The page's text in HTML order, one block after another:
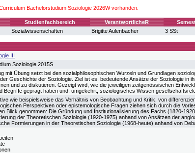
Bachelorstudium Soziologie 2026W vorhanden.
Studienfachbereich VerantwortlicheR
Sozialwissenschaften Brigitte Aulenbacher 3 SSt
III
Soziologie 2015S
mit Übung setzt bei den sozialphilosophischen Wurzeln und Grundlagen
Geschichte der Soziologie. Ziel ist es, bedeutende Ansätze der Soziologie in
und zu diskutieren. Gezeigt wird, wie die jeweiligen zeitgenössischen
Begriffe geprägt haben und, umgekehrt, soziologisches Wissen
wie beispielsweise das Verhältnis von Beobachtung und Kritik, von
Perspektiven oder epistemologische Fragen ziehen sich durch die
Blick genommen: Die Gründung und Institutionalisierung des Fachs (1820-
der Theoretischen Soziologie (1920-1975) anhand von Ansätzen der
Formierungen in der Theoretischen Soziologie (1968-heute) anhand von